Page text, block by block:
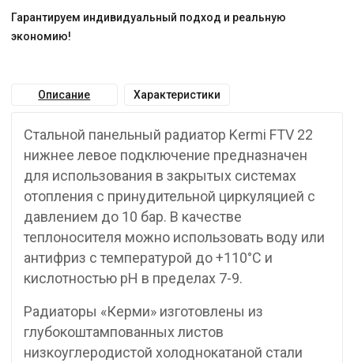
Гарантируем индивидуальный подход и реальную
экономию!
Описание Характеристики
Стальной панельный радиатор Kermi FTV 22
нижнее левое подключение предназначен
для использования в закрытых системах
отопления с принудительной циркуляцией с
давлением до 10 бар. В качестве
теплоносителя можно использовать воду или
антифриз с температурой до +110°C и
кислотностью pH в пределах 7-9.
Радиаторы «Керми» изготовлены из
глубокоштампованных листов
низкоуглеродистой холоднокатаной стали